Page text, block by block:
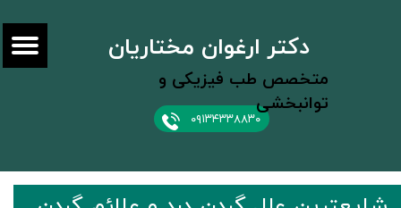
۰۹۱۳۴۳۳۸۸۳۰
دکتر ارغوان مختاریان
متخصص طب فیزیکی و
توانبخشی